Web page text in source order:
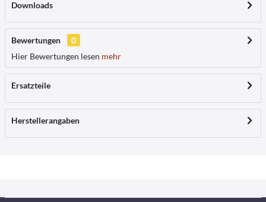
Downloads
Bewertungen
0
Hier Bewertungen lesen mehr
Ersatzteile
Herstellerangaben